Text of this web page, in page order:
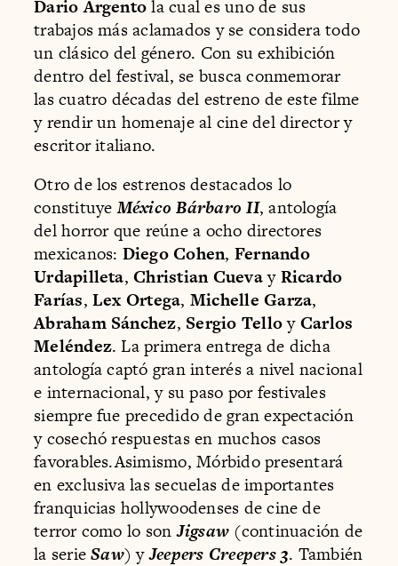
Dario Argentola cual es uno de sus
trabajos más aclamados y se considera todo
un clásico del género. Con su exhibición
dentro del festival, se busca conmemorar
las cuatro décadas del estreno de este filme
y rendir un homenaje al cine del director y
escritor italiano.
Otro de los estrenos destacados lo
constituyeMéxico Bárbaro II, antología
del horror que reúne a ocho directores
mexicanos: Diego Cohen, Fernando
Urdapilleta,Christian CuevayRicardo
Farías, Lex Ortega, Michelle Garza,
Abraham Sánchez, Sergio TelloyCarlos
Meléndez. La primera entrega de dicha
antología captó gran interés a nivel nacional
e internacional, y su paso por festivales
siempre fue precedido de gran expectación
y cosechó respuestas en muchos casos
favorables.Asimismo, Mórbido presentará
en exclusiva las secuelas de importantes
franquicias hollywoodenses de cine de
terror como lo sonJigsaw (continuación de
la serieSaw) yJeepers Creepers 3. También